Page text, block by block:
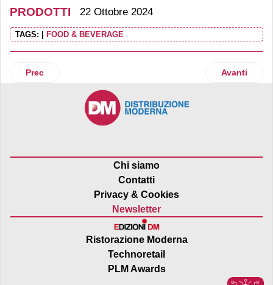
PRODOTTI 22 Ottobre 2024
TAGS: | FOOD & BEVERAGE
Articolo precedente: Bergader propone edelblu Gourmet
Prec Articolo
Avanti
Chi siamo
Contatti
Privacy & Cookies
Newsletter
Ristorazione Moderna
Technoretail
PLM Awards